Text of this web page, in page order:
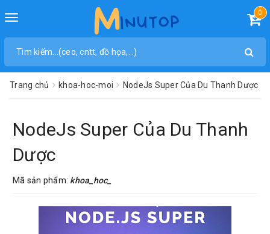
Toggle
0
Trang chủ khoa-hoc-moi NodeJs Super Của Du Thanh Dược
NodeJs Super Của Du Thanh
Dược
Mã sản phẩm: khoa_hoc_